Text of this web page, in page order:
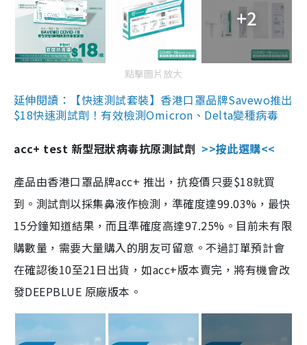
+2
點擊圖片放大
延伸閱讀：【快速測試套裝】香港口罩品牌Savewo推出
$18快速測試劑！有效檢測Omicron、Delta變種病毒
acc+ test 新型冠狀病毒抗原測試劑 >>按此選購<<
產品由香港口罩品牌acc+ 推出，抗疫價只要$18就買
到。測試劑以採集鼻液作檢測，準確度達99.03%，最快
15分鐘知道結果，而且準確度高達97.25%。目前未有限
購數量，需要大量購入的朋友可留意。不過訂單預計會
在確認後10至21日出貨，如acc+版本賣完，將有機會改
發DEEPBLUE 原廠版本。